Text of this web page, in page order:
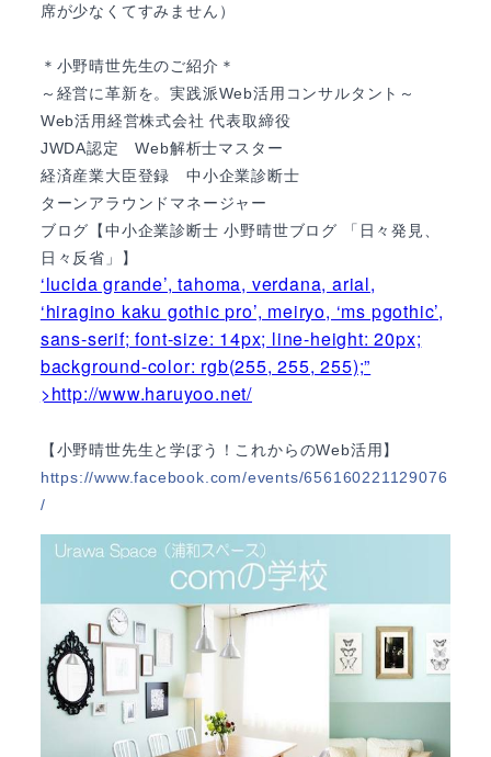
席が少なくてすみません）
＊小野晴世先生のご紹介＊
～経営に革新を。実践派Web活用コンサルタント～
Web活用経営株式会社 代表取締役
JWDA認定 Web解析士マスター
経済産業大臣登録 中小企業診断士
ターンアラウンドマネージャー
ブログ【中小企業診断士 小野晴世ブログ 「日々発見、
日々反省」】
‘lucida grande’, tahoma, verdana, arial,
‘hiragino kaku gothic pro’, meiryo, ‘ms pgothic’,
sans-serif; font-size: 14px; line-height: 20px;
background-color: rgb(255, 255, 255);”
>http://www.haruyoo.net/
【小野晴世先生と学ぼう！これからのWeb活用】
https://www.facebook.com/events/656160221129076
/